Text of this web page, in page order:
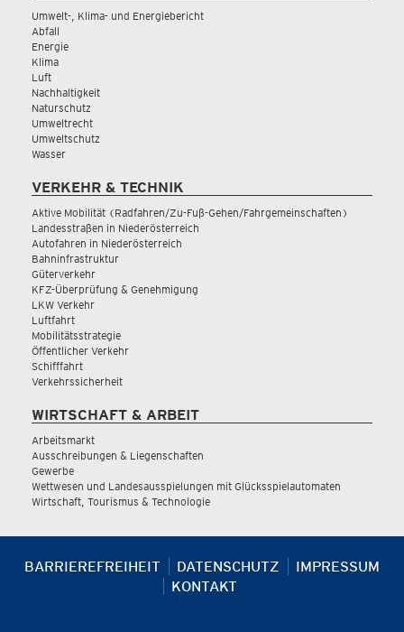
Umwelt-, Klima- und Energiebericht
Abfall
Energie
Klima
Luft
Nachhaltigkeit
Naturschutz
Umweltrecht
Umweltschutz
Wasser
VERKEHR & TECHNIK
Aktive Mobilität (Radfahren/Zu-Fuß-Gehen/Fahrgemeinschaften)
Landesstraßen in Niederösterreich
Autofahren in Niederösterreich
Bahninfrastruktur
Güterverkehr
KFZ-Überprüfung & Genehmigung
LKW Verkehr
Luftfahrt
Mobilitätsstrategie
Öffentlicher Verkehr
Schifffahrt
Verkehrssicherheit
WIRTSCHAFT & ARBEIT
Arbeitsmarkt
Ausschreibungen & Liegenschaften
Gewerbe
Wettwesen und Landesausspielungen mit Glücksspielautomaten
Wirtschaft, Tourismus & Technologie
BARRIEREFREIHEIT DATENSCHUTZ
IMPRESSUM
KONTAKT